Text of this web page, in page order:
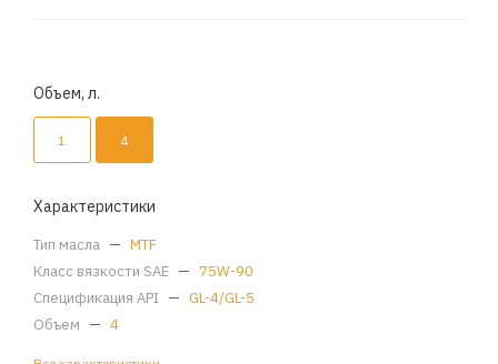
Объем, л.
1 4
Характеристики
Тип масла — MTF
Класс вязкости SAE — 75W-90
Спецификация API — GL-4/GL-5
Объем — 4